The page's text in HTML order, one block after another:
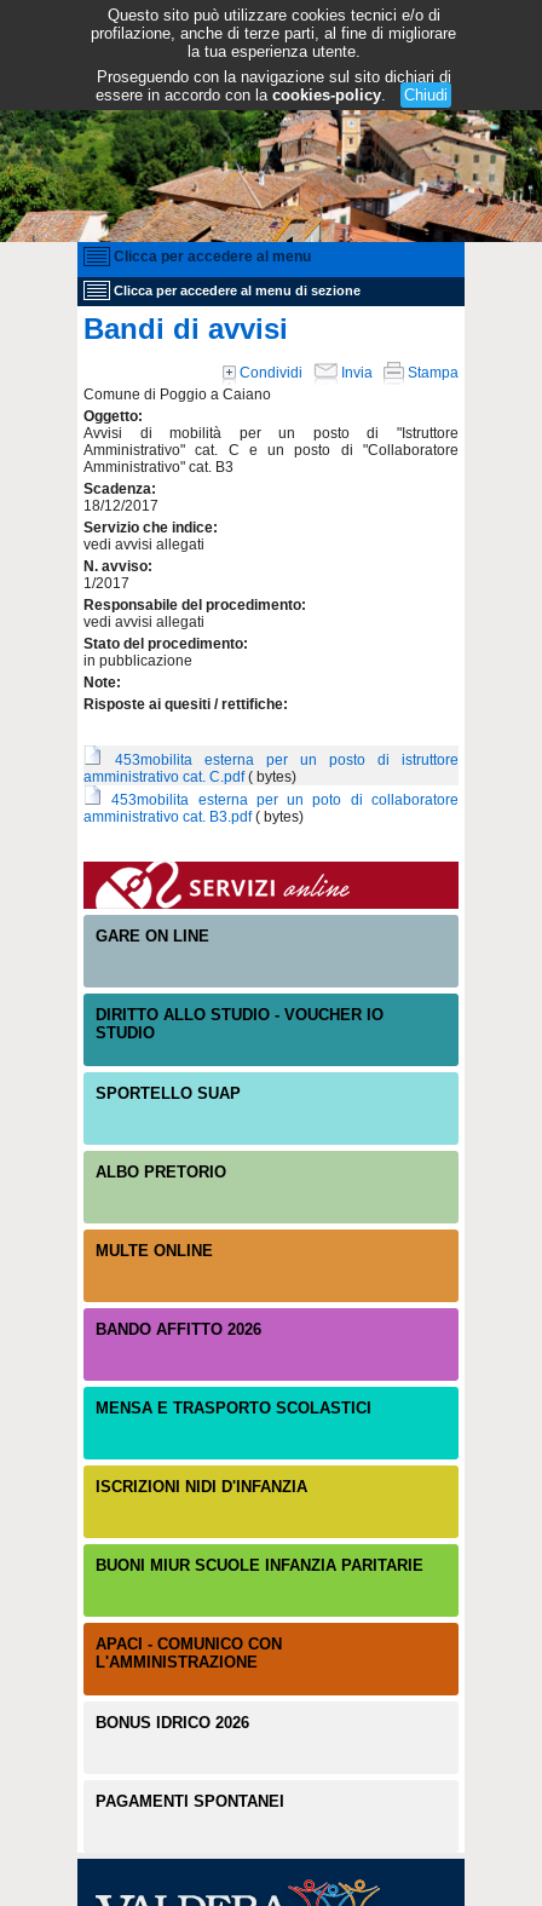
Questo sito può utilizzare cookies tecnici e/o di
profilazione, anche di terze parti, al fine di migliorare
la tua esperienza utente.
Proseguendo con la navigazione sul sito dichiari di
essere in accordo con la cookies-policy. Chiudi
Clicca per accedere al menu
Clicca per accedere al menu di sezione
Bandi di avvisi
Condividi Invia
Stampa
Comune di Poggio a Caiano
Oggetto:
Avvisi di mobilità per un posto di "Istruttore
Amministrativo" cat. C e un posto di "Collaboratore
Amministrativo" cat. B3
Scadenza:
18/12/2017
Servizio che indice:
vedi avvisi allegati
N. avviso:
1/2017
Responsabile del procedimento:
vedi avvisi allegati
Stato del procedimento:
in pubblicazione
Note:
Risposte ai quesiti / rettifiche:
453mobilita esterna per un posto di istruttore
amministrativo cat. C.pdf ( bytes)
453mobilita esterna per un poto di collaboratore
amministrativo cat. B3.pdf ( bytes)
GARE ON LINE
DIRITTO ALLO STUDIO - VOUCHER IO
STUDIO
SPORTELLO SUAP
ALBO PRETORIO
MULTE ONLINE
BANDO AFFITTO 2026
MENSA E TRASPORTO SCOLASTICI
ISCRIZIONI NIDI D'INFANZIA
BUONI MIUR SCUOLE INFANZIA PARITARIE
APACI - COMUNICO CON
L'AMMINISTRAZIONE
BONUS IDRICO 2026
PAGAMENTI SPONTANEI